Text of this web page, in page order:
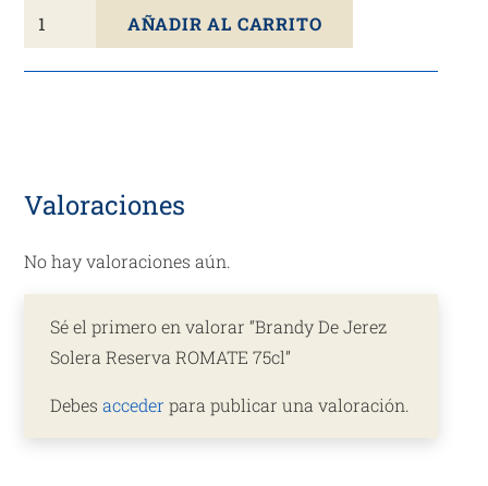
Brandy
De
Jerez
75cl
AÑADIR AL CARRITO
Valoraciones
No hay valoraciones aún.
Sé el primero en valorar “Brandy De Jerez
Solera Reserva ROMATE 75cl”
Debesacceder para publicar una valoración.